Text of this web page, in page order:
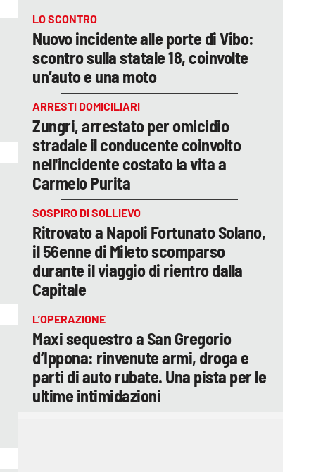
LO SCONTRO
Nuovo incidente alle porte di Vibo:
scontro sulla statale 18, coinvolte
un’auto e una moto
ARRESTI DOMICILIARI
Zungri, arrestato per omicidio
stradale il conducente coinvolto
nell'incidente costato la vita a
Carmelo Purita
SOSPIRO DI SOLLIEVO
Ritrovato a Napoli Fortunato Solano,
il 56enne di Mileto scomparso
durante il viaggio di rientro dalla
Capitale
L’OPERAZIONE
Maxi sequestro a San Gregorio
d’Ippona: rinvenute armi, droga e
parti di auto rubate. Una pista per le
ultime intimidazioni